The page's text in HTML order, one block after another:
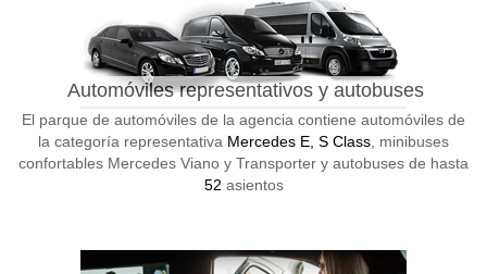
Automóviles representativos y autobuses
El parque de automóviles de la agencia contiene automóviles de
la categoría representativa Mercedes E, S Class , minibuses
confortables Mercedes Viano y Transporter y autobuses de hasta
52 asientos